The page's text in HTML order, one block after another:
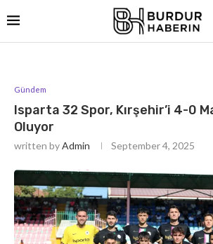
Gündem
Isparta 32 Spor, Kırşehir’i 4-0
Oluyor
written byAdmin September 4, 2025